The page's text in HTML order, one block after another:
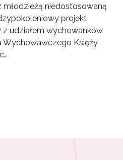
niedostosowaną
projekt
udziałem wychowanków
Wychowawczego Księży